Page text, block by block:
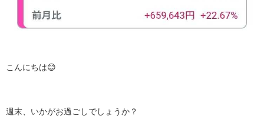
こんにちは😊
週末、いかがお過ごしでしょうか？